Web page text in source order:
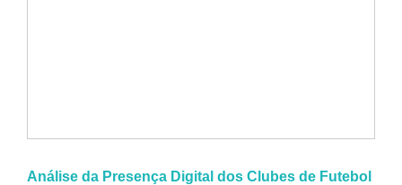
Análise da Presença Digital dos Clubes de Futebol